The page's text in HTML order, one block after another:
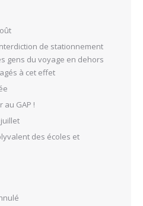
de stationnement
gens du voyage en dehors
à cet effet
au GAP !
des écoles et